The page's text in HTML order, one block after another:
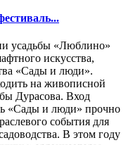
усадьбы «Люблино»
искусства,
«Сады и люди».
на живописной
Дурасова. Вход
«Сады и люди» прочно
события для
В этом году